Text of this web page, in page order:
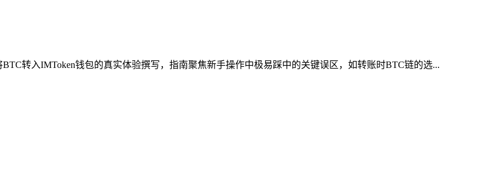
转入IMToken钱包的真实体验撰写，指南聚焦新手操作中极易踩中的关键误区，如转账时BTC链的选...